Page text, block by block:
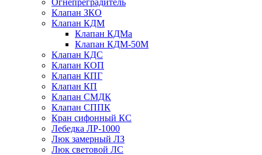
Огнепреградитель
Клапан ЗКО
Клапан КДМ
Клапан КДМа
Клапан КДМ-50М
Клапан КДС
Клапан КОП
Клапан КПГ
Клапан КП
Клапан СМДК
Клапан СППК
Кран сифонный КС
Лебедка ЛР-1000
Люк замерный ЛЗ
Люк световой ЛС